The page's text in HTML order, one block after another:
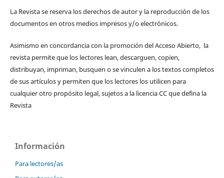
La Revista se reserva los derechos de autor y la reproducción de los
documentos en otros medios impresos y/o electrónicos.
Asimismo en concordancia con la promoción del Acceso Abierto, la
revista permite que los lectores lean, descarguen, copien,
distribuyan, impriman, busquen o se vinculen a los textos completos
de sus artículos y permiten que los lectores los utilicen para
cualquier otro propósito legal, sujetos a la licencia CC que defina la
Revista
Información
Para lectores/as